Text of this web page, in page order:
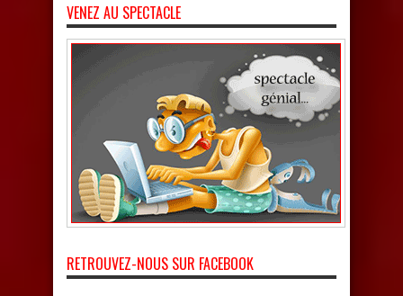
VENEZ AU SPECTACLE
RETROUVEZ-NOUS SUR FACEBOOK